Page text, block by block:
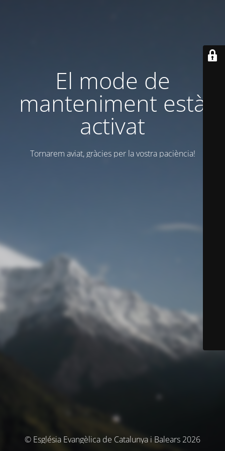
El mode de
manteniment està
activat
Tornarem aviat, gràcies per la vostra paciència!
© Església Evangèlica de Catalunya i Balears 2026